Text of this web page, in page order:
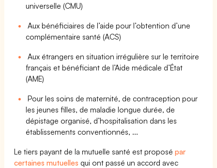
universelle (CMU)
Aux bénéficiaires de l’aide pour l’obtention d’une
complémentaire santé (ACS)
Aux étrangers en situation irrégulière sur le territoire
français et bénéficiant de l’Aide médicale d’État
(AME)
Pour les soins de maternité, de contraception pour
les jeunes filles, de maladie longue durée, de
dépistage organisé, d’hospitalisation dans les
établissements conventionnés, ...
Le tiers payant de la mutuelle santé est proposépar
certaines mutuelles qui ont passé un accord avec